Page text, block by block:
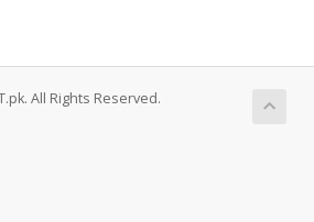
All Rights Reserved.